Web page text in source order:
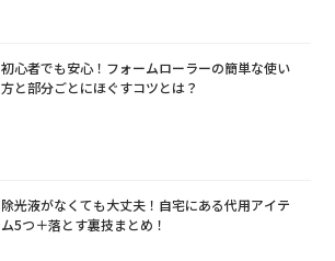
初心者でも安心！フォームローラーの簡単な使い
方と部分ごとにほぐすコツとは？
除光液がなくても大丈夫！自宅にある代用アイテ
ム5つ＋落とす裏技まとめ！